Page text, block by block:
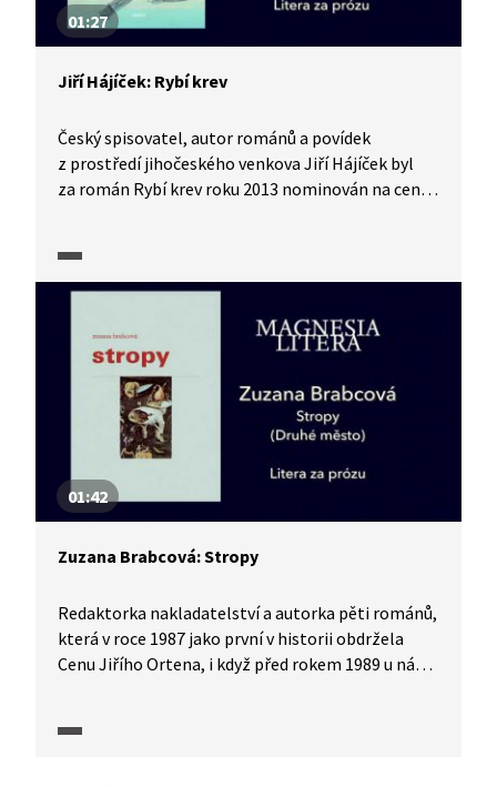
01:27
Jiří Hájíček: Rybí krev
Český spisovatel, autor románů a povídek
z prostředí jihočeského venkova Jiří Hájíček byl
za román Rybí krev roku 2013 nominován na cenu
01:42
Zuzana Brabcová: Stropy
Redaktorka nakladatelství a autorka pěti románů,
která v roce 1987 jako první v historii obdržela
Cenu Jiřího Ortena, i když před rokem 1989 u nás
v kategorii Próza.